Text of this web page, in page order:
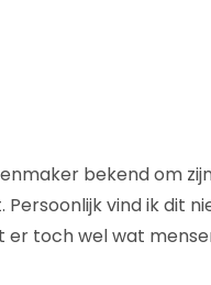
bekend om
vind ik dit
er toch wel wat